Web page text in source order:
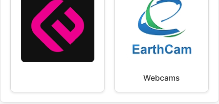
Webcams